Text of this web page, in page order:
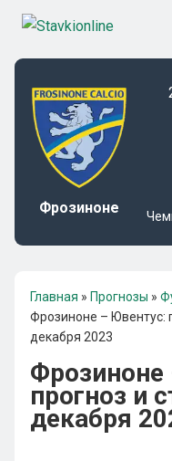
Фрозиноне
Главная » Прогнозы »
Фрозиноне – Ювентус:
декабря 2023
Фрозиноне
прогноз и
декабря